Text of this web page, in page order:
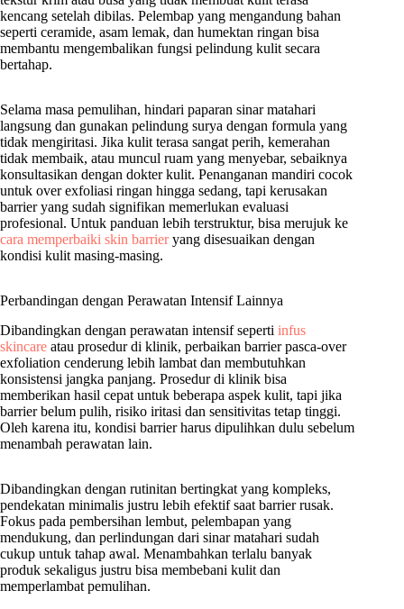
kencang setelah dibilas. Pelembap yang mengandung bahan
seperti ceramide, asam lemak, dan humektan ringan bisa
membantu mengembalikan fungsi pelindung kulit secara
bertahap.
Selama masa pemulihan, hindari paparan sinar matahari
langsung dan gunakan pelindung surya dengan formula yang
tidak mengiritasi. Jika kulit terasa sangat perih, kemerahan
tidak membaik, atau muncul ruam yang menyebar, sebaiknya
konsultasikan dengan dokter kulit. Penanganan mandiri cocok
untuk over exfoliasi ringan hingga sedang, tapi kerusakan
barrier yang sudah signifikan memerlukan evaluasi
profesional. Untuk panduan lebih terstruktur, bisa merujuk ke
cara memperbaiki skin barrieryang disesuaikan dengan
kondisi kulit masing-masing.
Perbandingan dengan Perawatan Intensif Lainnya
Dibandingkan dengan perawatan intensif seperti infus
skincare atau prosedur di klinik, perbaikan barrier pasca-over
exfoliation cenderung lebih lambat dan membutuhkan
konsistensi jangka panjang. Prosedur di klinik bisa
memberikan hasil cepat untuk beberapa aspek kulit, tapi jika
barrier belum pulih, risiko iritasi dan sensitivitas tetap tinggi.
Oleh karena itu, kondisi barrier harus dipulihkan dulu sebelum
menambah perawatan lain.
Dibandingkan dengan rutinitan bertingkat yang kompleks,
pendekatan minimalis justru lebih efektif saat barrier rusak.
Fokus pada pembersihan lembut, pelembapan yang
mendukung, dan perlindungan dari sinar matahari sudah
cukup untuk tahap awal. Menambahkan terlalu banyak
produk sekaligus justru bisa membebani kulit dan
memperlambat pemulihan.